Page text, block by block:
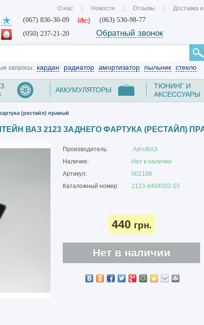
О нас Новости Отзывы Доставка
(067) 836-30-09
(063) 530-98-77
(050) 237-21-20
Обратный звонок
запросы: кардан радиатор амортизатор пыльник стекло
АККУМУЛЯТОРЫ
ТЮНИНГ И
АКСЕССУАРЫ
(рестайл) правый
ВАЗ 2123 ЗАДНЕГО ФАРТУКА (РЕСТАЙЛ)
Производитель:
АвтоВАЗ
Наличие:
Нет в наличии
Артикул:
002188
Каталожный номер:
2123-8404502-55
440 грн.
Нет в наличии